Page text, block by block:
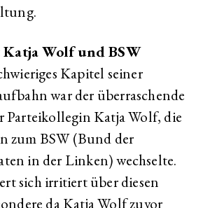
Wolf und BSW
Kapitel seiner
war der überraschende
Parteikollegin Katja Wolf, die
zum BSW (Bund der
in der Linken) wechselte.
sich irritiert über diesen
da Katja Wolf zuvor